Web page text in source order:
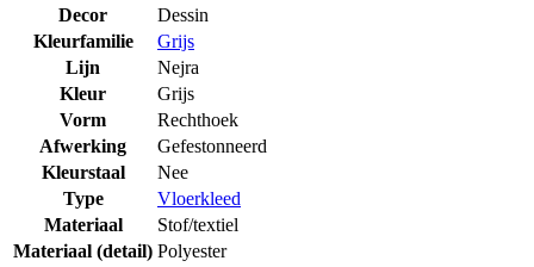
Decor
Dessin
Kleurfamilie
Grijs
Lijn
Nejra
Kleur
Grijs
Vorm
Rechthoek
Afwerking
Gefestonneerd
Kleurstaal
Nee
Type
Vloerkleed
Materiaal
Stof/textiel
Materiaal (detail) Polyester